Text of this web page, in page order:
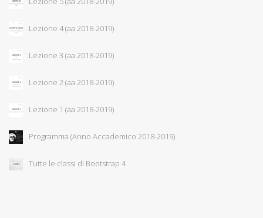
Lezione 4 (aa 2018-2019)
Lezione 3 (aa 2018-2019)
Lezione 2 (aa 2018-2019)
Lezione 1 (aa 2018-2019)
Programma (Anno Accademico 2018-2019)
Tutte le classi di Bootstrap 4